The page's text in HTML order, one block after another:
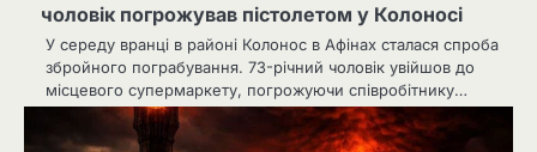
чоловік погрожував пістолетом у Колоносі
У середу вранці в районі Колонос в Афінах сталася спроба
збройного пограбування. 73-річний чоловік увійшов до
місцевого супермаркету, погрожуючи співробітнику…